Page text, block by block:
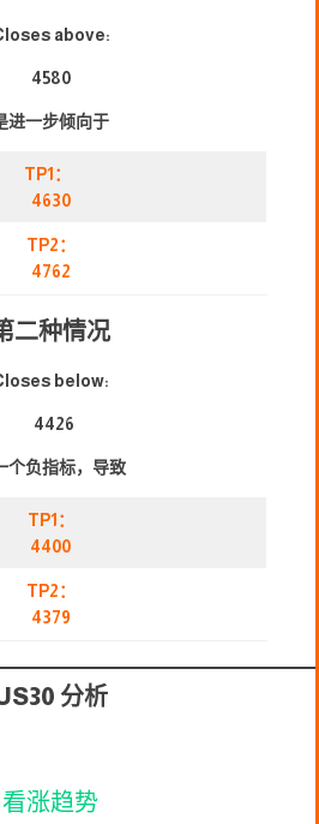
above:
4580
进一步倾向于
TP1：
4630
TP2：
4762
二种情况
below:
4426
个负指标，导致
TP1：
4400
TP2：
4379
分析
看涨趋势